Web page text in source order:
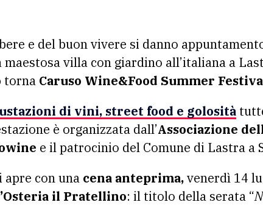
e del buon vivere si danno
maestosa villa con giardino all’italiana a
torna Caruso Wine&Food Summer
di vini, street food e golosità
è organizzata dall’Associazione
e il patrocinio del Comune di Lastra a
apre con una cena anteprima,venerdì 14
il Pratellino: il titolo della serata “